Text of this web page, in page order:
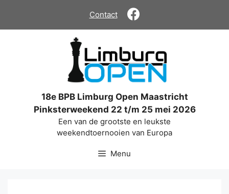
de
Contact
18e BPB Limburg Open Maastricht
Pinksterweekend 22 t/m 25 mei 2026
Een van de grootste en leukste
weekendtoernooien van Europa
Menu